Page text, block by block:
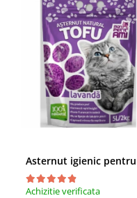
Achizitie verificata